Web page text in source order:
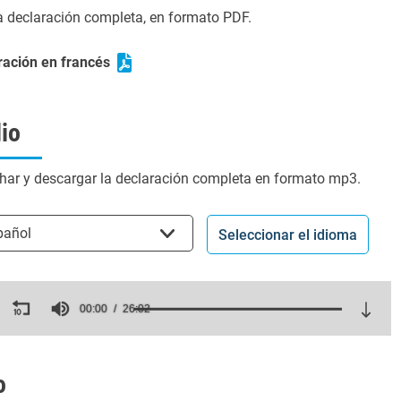
declaración completa, en formato PDF.
en francés
y descargar la declaración completa en formato mp3.
el idioma
Seleccionar el idioma
00:00 26:02